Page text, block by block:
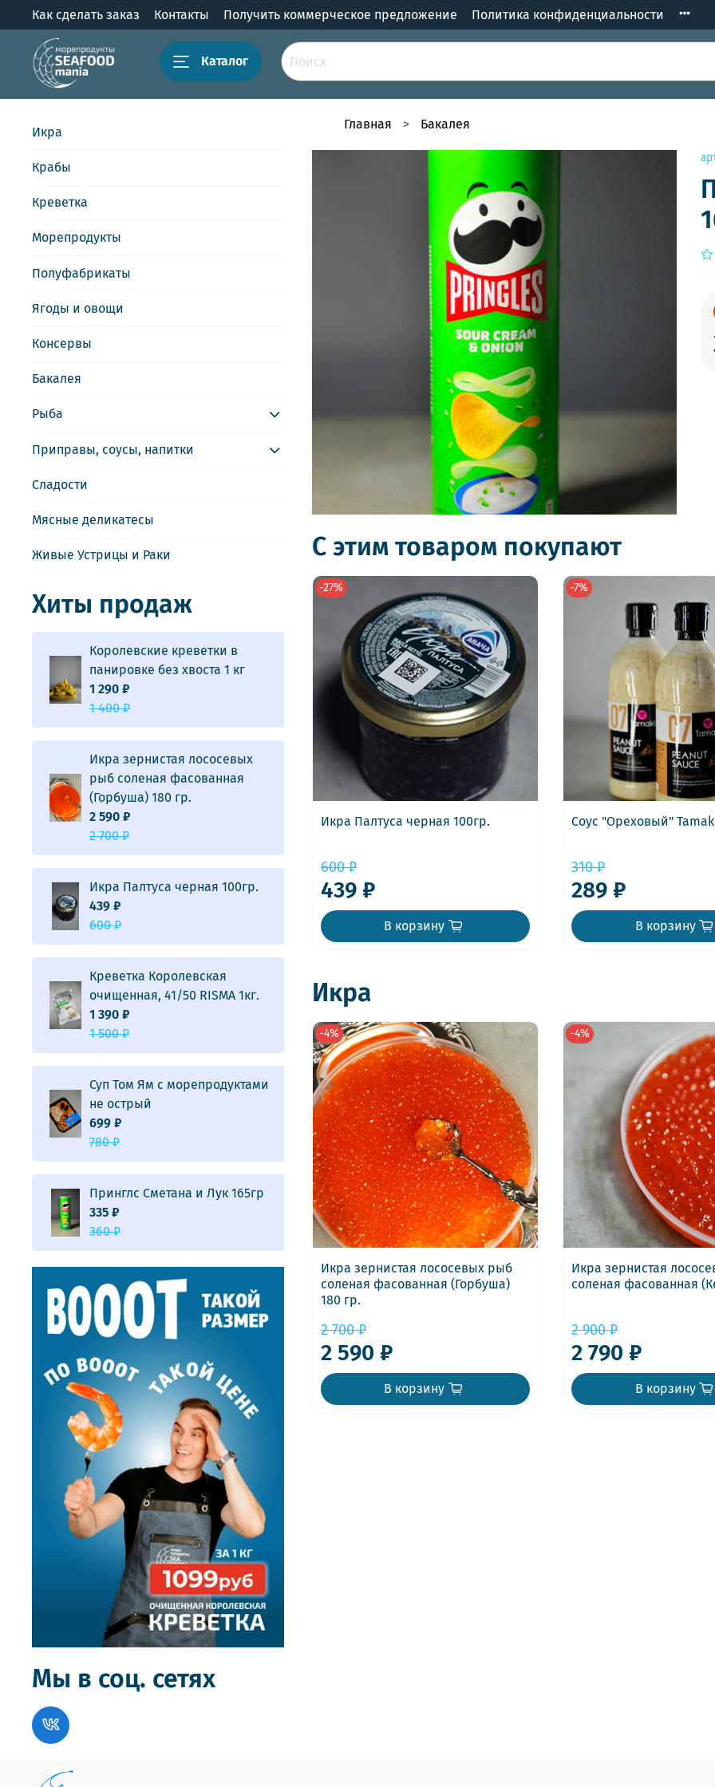
Как сделать заказ Контакты Получить коммерческое предложение Политика конфиденциальности
Каталог
Главная Бакалея
С этим товаром покупают
-27%
Икра Палтуса черная 100гр.
600 ₽
439 ₽
В корзину
-7%
Соус "Ореховый"
310 ₽
289 ₽
В корзину
Икра
-4%
Икра зернистая лососевых рыб
соленая фасованная (Горбуша)
180 гр.
2 700 ₽
2 590 ₽
В корзину
-4%
Икра зернистая
соленая фасованная
2 900 ₽
2 790 ₽
В корзину
Икра
Крабы
Креветка
Морепродукты
Полуфабрикаты
Ягоды и овощи
Консервы
Бакалея
Рыба
Приправы, соусы, напитки
Сладости
Мясные деликатесы
Живые Устрицы и Раки
Хиты продаж
Королевские креветки в
панировке без хвоста 1 кг
1 290 ₽
1 400 ₽
Икра зернистая лососевых
рыб соленая фасованная
(Горбуша) 180 гр.
2 590 ₽
2 700 ₽
Икра Палтуса черная 100гр.
439 ₽
600 ₽
Креветка Королевская
очищенная, 41/50 RISMA 1кг.
1 390 ₽
1 500 ₽
Суп Том Ям с морепродуктами
не острый
699 ₽
780 ₽
Принглс Сметана и Лук 165гр
335 ₽
360 ₽
Мы в соц. сетях